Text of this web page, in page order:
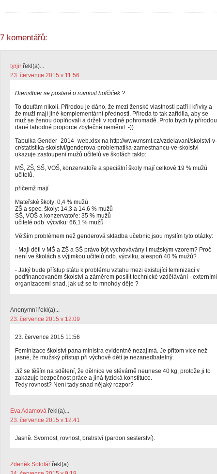
7 komentářů:
tyrjir řekl(a)...
23. července 2015 v 11:56
Dienstbier se postará o rovnost holčiček ?
To doufám nikoli. Přírodou je dáno, že mezi ženské vlastnosti patří i křivky a
že muži mají jiné komplementární přednosti. Příroda to tak zařídila, aby se
muž se ženou doplňovali a drželi v rodině pohromadě. Proto bych ty přírodou
dané lahodné proporce zbytečně neměnil :-))
Tabulka Gender_2014_web.xlsx na http://www.msmt.cz/vzdelavani/skolstvi-v-
cr/statistika-skolstvi/genderova-problematika-zamestnancu-ve-skolstvi
ukazuje zastoupení mužů učitelů ve školách takto:
MŠ, ZŠ, SŠ, VOŠ, konzervatoře a speciální školy mají celkové 19 % mužů
učitelů.
přičemž mají
Mateřské školy: 0,4 % mužů
ZŠ a spec. školy: 14,3 a 14,6 % mužů
SŠ, VOŠ a konzervatoře: 35 % mužů
učitelé odb. výcviku: 66,1 % mužů
Větším problémem než genderová skladba učebnic jsou myslím tyto otázky:
- Mají děti v MŠ a ZŠ a SŠ právo být vychovávány i mužským vzorem? Proč
není ve školách s výjimkou učitelů odb. výcviku, alespoň 40 % mužů?
- Jaký bude přístup státu k problému vztahu mezi existující feminizací v
podfinancovaném školství a záměrem posílit technické vzdělávání - externími
organizacemi snad, jak už se to mnohdy děje ?
Anonymní řekl(a)...
23. července 2015 v 12:09
23. července 2015 11:56
Feminizace školství pana ministra evidentně nezajímá. Je přitom více než
jasné, že mužský přístup při výchově dětí je nezanedbatelný.
Již se těším na sdělení, že dělnice ve slévárně neunese 40 kg, protože ji to
zakazuje bezpečnost práce a jiná fyzická konstituce.
Tedy rovnost? Není tady snad nějaký rozpor?
Eva Adamová řekl(a)...
23. července 2015 v 12:41
Jasně. Svornost, rovnost, bratrství (pardon sesterství).
Zdeněk Sotolář řekl(a)...